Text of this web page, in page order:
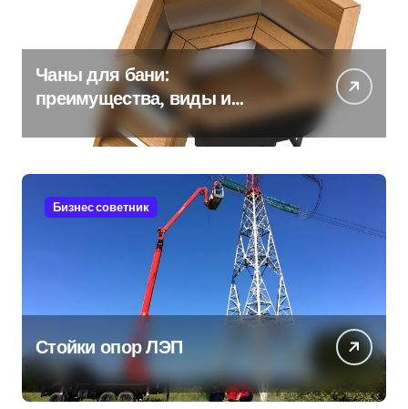
Чаны для бани:
преимущества, виды и
особенности использования
Бизнес советник
Стойки опор ЛЭП